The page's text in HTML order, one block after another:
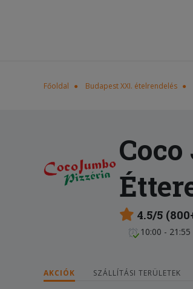
Főoldal Budapest XXI. ételrendelés
4.5/5
10:00 - 21:55
AKCIÓK SZÁLLÍTÁSI TERÜLETEK